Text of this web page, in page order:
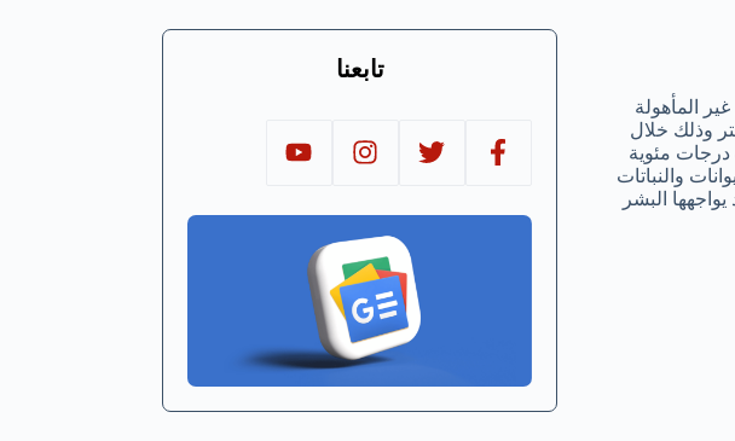
المأهولة
وجيهة جدًا. هذه الجزيرة مجمدة معظم أيام السنة ويبلغ سمك الجليد هناك ما بين 500 إلى 700 متر وذلك خلال
شهور الصيف والتي تبلغ من 45 إلى 50 يوم فقط في السنة. درجة حرارة الجزيرة في الصيف في أقصى حالاتها تبلغ 8 درجات مئوية
الحيوانات والنباتات
البشر
تابعنا